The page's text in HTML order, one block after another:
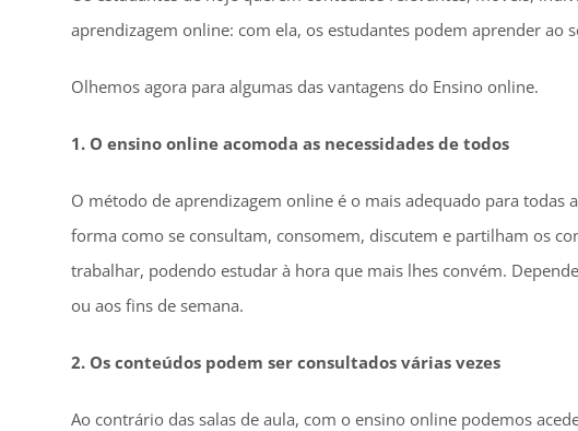
aprendizagem online: com ela, os estudantes podem aprender ao
Olhemos agora para algumas das vantagens do Ensino online.
1. O ensino online acomoda as necessidades de todos
O método de aprendizagem online é o mais adequado para todas
forma como se consultam, consomem, discutem e partilham os
trabalhar, podendo estudar à hora que mais lhes convém.
ou aos fins de semana.
2. Os conteúdos podem ser consultados várias vezes
Ao contrário das salas de aula, com o ensino online podemos